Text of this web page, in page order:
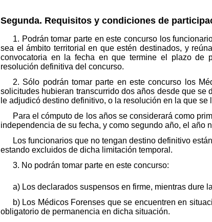
Segunda. Requisitos y condiciones de
1. Podrán tomar parte en este concurso los
sea el ámbito territorial en que estén destinados, y
convocatoria en la fecha en que termine el plazo de
resolución definitiva del concurso.
2. Sólo podrán tomar parte en este concurso los
solicitudes hubieran transcurrido dos años desde que
le adjudicó destino definitivo, o la resolución en la que
Para el cómputo de los años se considerará como
independencia de su fecha, y como segundo año, el año
Los funcionarios que no tengan destino definitivo
estando excluidos de dicha limitación temporal.
3. No podrán tomar parte en este concurso:
a) Los declarados suspensos en firme, mientras dure
b) Los Médicos Forenses que se encuentren en
obligatorio de permanencia en dicha situación.